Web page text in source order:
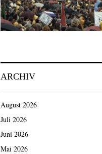
ARCHIV
August 2026
Juli 2026
Juni 2026
Mai 2026